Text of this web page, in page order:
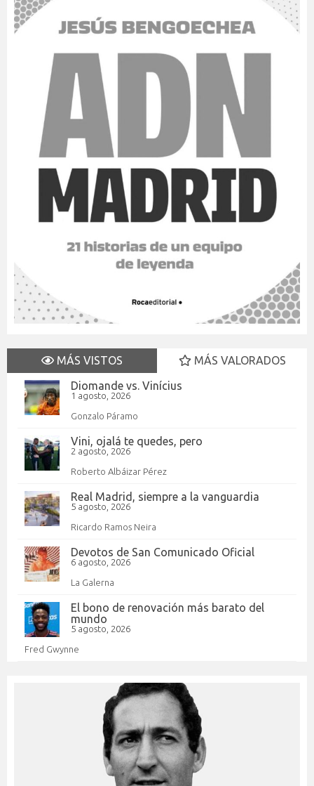
MÁS VISTOS
MÁS VALORADOS
Diomande vs. Vinícius
1 agosto, 2026
Gonzalo Páramo
Vini, ojalá te quedes, pero
2 agosto, 2026
Roberto Albáizar Pérez
Real Madrid, siempre a la vanguardia
5 agosto, 2026
Ricardo Ramos Neira
Devotos de San Comunicado Oficial
6 agosto, 2026
La Galerna
El bono de renovación más barato del
mundo
5 agosto, 2026
Fred Gwynne